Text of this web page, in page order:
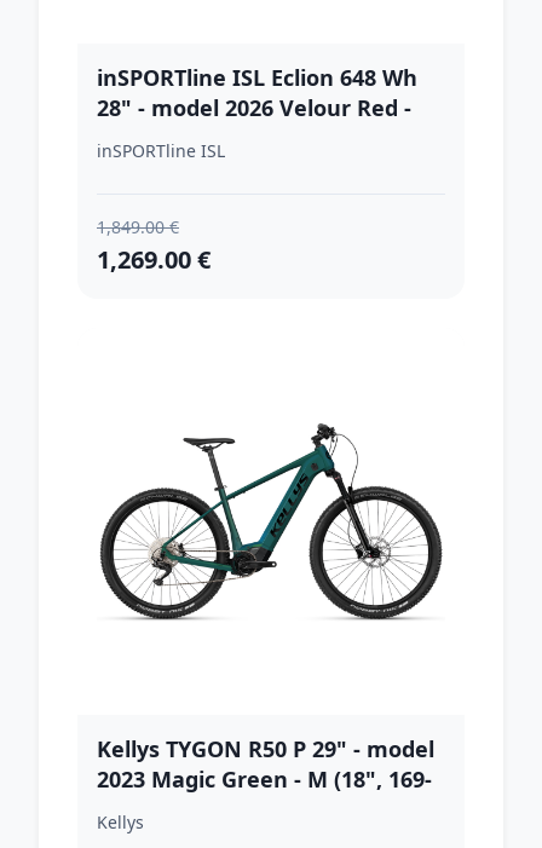
inSPORTline ISL Eclion 648 Wh
28" - model 2026 Velour Red -
16" (154-167 cm)
inSPORTline ISL
1,849.00 €
1,269.00 €
Kellys TYGON R50 P 29" - model
2023 Magic Green - M (18", 169-
180 cm)
Kellys